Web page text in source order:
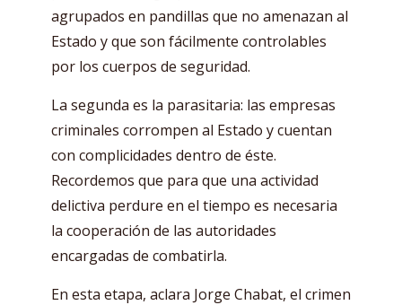
agrupados en pandillas que no amenazan al
Estado y que son fácilmente controlables
por los cuerpos de seguridad.
La segunda es la parasitaria: las empresas
criminales corrompen al Estado y cuentan
con complicidades dentro de éste.
Recordemos que para que una actividad
delictiva perdure en el tiempo es necesaria
la cooperación de las autoridades
encargadas de combatirla.
En esta etapa, aclara Jorge Chabat, el crimen